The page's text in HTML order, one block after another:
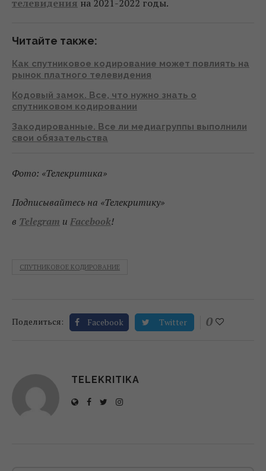
телевидения на 2021-2022 годы.
Читайте также:
Как спутниковое кодирование может повлиять на
рынок платного телевидения
Кодовый замок. Все, что нужно знать о
спутниковом кодировании
Закодированные. Все ли медиагруппы выполнили
свои обязательства
Фото: «Телекритика»
Подписывайтесь на «Телекритику»
в Telegram и Facebook!
СПУТНИКОВОЕ КОДИРОВАНИЕ
Поделиться: Facebook Twitter 0
TELEKRITIKA